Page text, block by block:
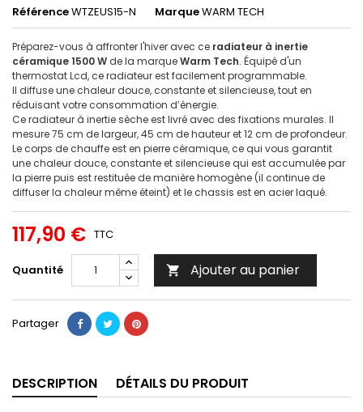
RéférenceWTZEUS15-N MarqueWARM TECH
Préparez-vous à affronter l'hiver avec ce radiateur à inertie
céramique 1500 W de la marqueWarm Tech. Équipé d'un
thermostat Lcd, ce radiateur est facilement programmable.
Il diffuse une chaleur douce, constante et silencieuse, tout en
réduisant votre consommation d’énergie.
Ce radiateur à inertie sèche est livré avec des fixations murales. Il
mesure 75 cm de largeur, 45 cm de hauteur et 12 cm de profondeur.
Le corps de chauffe est en pierre céramique, ce qui vous garantit
une chaleur douce, constante et silencieuse qui est accumulée par
la pierre puis est restituée de manière homogène (il continue de
diffuser la chaleur même éteint) et le chassis est en acier laqué.
117,90 € TTC
Quantité  Ajouter au panier
Partager
DESCRIPTION DÉTAILS DU PRODUIT